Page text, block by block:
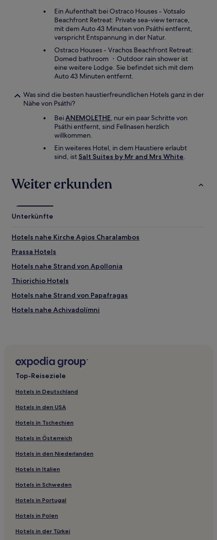
Ein Aufenthalt bei Ostraco Houses - Votsalo
Beachfront Retreat: Private sea-view terrace,
mit dem Auto 43 Minuten von Psáthi entfernt,
verspricht Entspannung in der Natur.
Ostraco Houses - Vrachos Beachfront Retreat:
Domed bathroom ・Outdoor rain shower ist
eine weitere Lodge. Sie befindet sich mit dem
Auto 43 Minuten entfernt.
Was sind die besten haustierfreundlichen Hotels ganz in der
Nähe von Psáthi?
BeiANEMOLETHE, nur ein paar Schritte von
Psáthi entfernt, sind Fellnasen herzlich
willkommen.
Ein weiteres Hotel, in dem Haustiere erlaubt
sind, ist Salt Suites by Mr and Mrs White.
Weiter erkunden
Unterkünfte
Hotels nahe Kirche Agios Charalambos
Prassa Hotels
Hotels nahe Strand von Apollonia
Thiorichio Hotels
Hotels nahe Strand von Papafragas
Hotels nahe Achivadolímni
Agali Hotels
Hotels nahe Volks- und Schifffahrtsmuseum von Kimolos
Firopótamos Hotels
Gemeinde Folegandros Hotels
Artemonas Hotels
Milos Hotels
Khálara Hotels
Goupa Kara Hotels
Hotels nahe Strand von Papikinou
Hotels nahe Strand von Vagia
Hotels nahe Agios Dimitrios Strand
Hotels nahe Aliki Strand
Top-Reiseziele
Hotels in Deutschland
Hotels in den USA
Hotels in Tschechien
Hotels in Österreich
Hotels in den Niederlanden
Hotels in Italien
Hotels in Schweden
Hotels in Portugal
Hotels in Polen
Hotels in der Türkei